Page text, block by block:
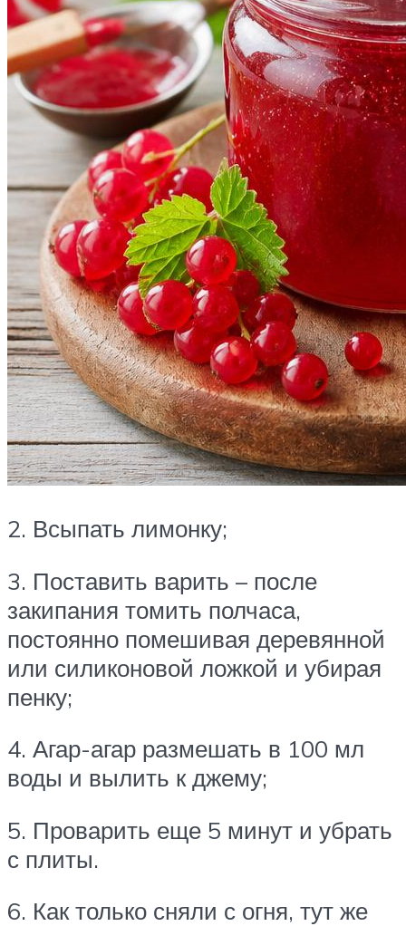
2. Всыпать лимонку;
3. Поставить варить – после
закипания томить полчаса,
постоянно помешивая деревянной
или силиконовой ложкой и убирая
пенку;
4. Агар-агар размешать в 100 мл
воды и вылить к джему;
5. Проварить еще 5 минут и убрать
с плиты.
6. Как только сняли с огня, тут же